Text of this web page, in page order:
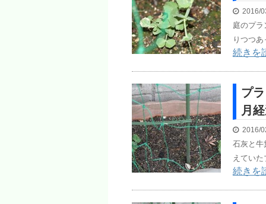
2016/
庭のプ
りつつ
続きを
プ
月
2016/
石灰と牛
えてい
続きを